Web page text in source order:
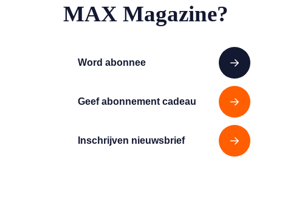
MAX Magazine?
Word abonnee
Geef abonnement cadeau
Inschrijven nieuwsbrief